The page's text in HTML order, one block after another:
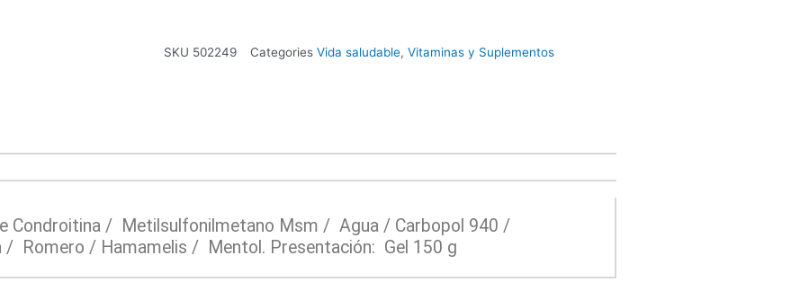
SKU 502249 Categories Vida saludable, Vitaminas y Suplementos
Condroitina / Metilsulfonilmetano Msm / Agua / Carbopol 940 /
Romero / Hamamelis / Mentol. Presentación: Gel 150 g